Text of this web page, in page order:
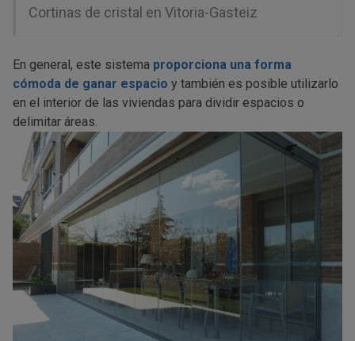
Cortinas de cristal en Vitoria-Gasteiz
En general, este sistema proporciona una forma
cómoda de ganar espacio y también es posible utilizarlo
en el interior de las viviendas para dividir espacios o
delimitar áreas.